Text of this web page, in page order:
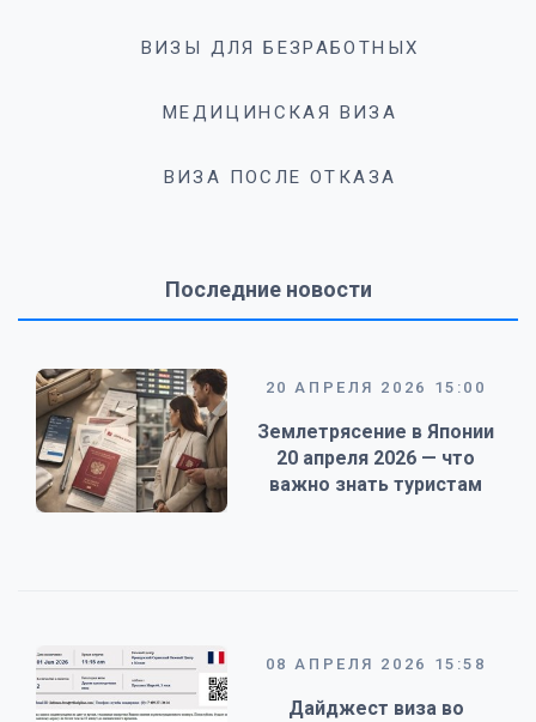
ВИЗЫ ДЛЯ БЕЗРАБОТНЫХ
МЕДИЦИНСКАЯ ВИЗА
ВИЗА ПОСЛЕ ОТКАЗА
Последние новости
20 АПРЕЛЯ 2026 15:00
Землетрясение в Японии
20 апреля 2026 — что
важно знать туристам
08 АПРЕЛЯ 2026 15:58
Дайджест виза во